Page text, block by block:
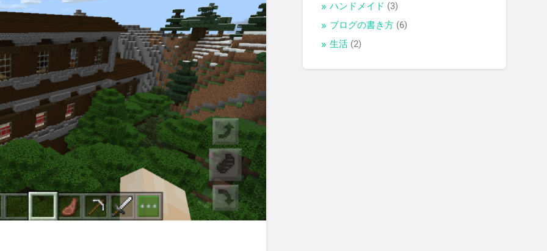
ハンドメイド (3)
ブログの書き方 (6)
生活 (2)